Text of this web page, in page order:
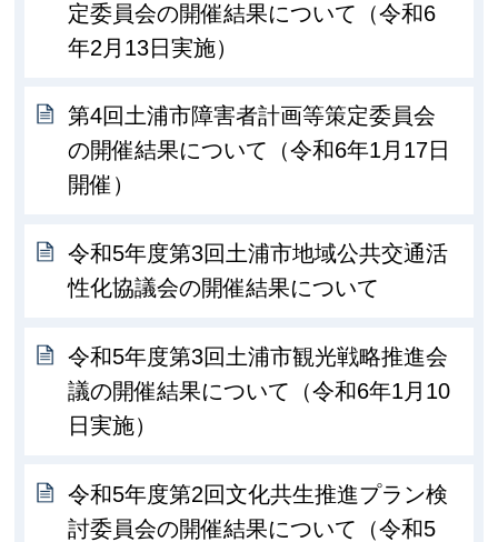
定委員会の開催結果について（令和6
年2月13日実施）
第4回土浦市障害者計画等策定委員会
の開催結果について（令和6年1月17日
開催）
令和5年度第3回土浦市地域公共交通活
性化協議会の開催結果について
令和5年度第3回土浦市観光戦略推進会
議の開催結果について（令和6年1月10
日実施）
令和5年度第2回文化共生推進プラン検
討委員会の開催結果について（令和5